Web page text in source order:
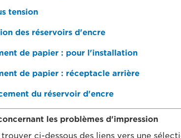
tension
des réservoirs d'encre
de papier : pour l'installation
de papier : réceptacle arrière
du réservoir d'encre
les problèmes d'impression
ci-dessous des liens vers une